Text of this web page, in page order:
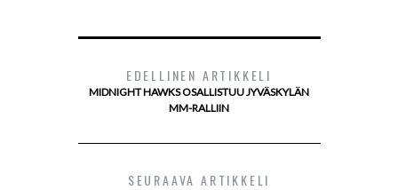
EDELLINEN ARTIKKELI
MIDNIGHT HAWKS OSALLISTUU JYVÄSKYLÄN
MM-RALLIIN
SEURAAVA ARTIKKELI